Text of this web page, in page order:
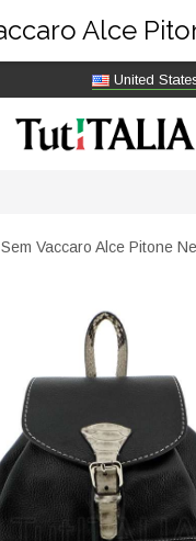
United
Sem Vaccaro Alce Pitone